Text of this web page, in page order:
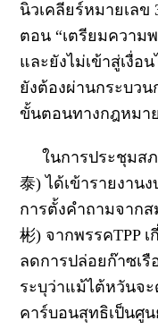
นิวเคลียร์หมายเลข
ตอน “เตรียมความ
และยังไม่เข้าสู่เงื่อ
ยังต้องผ่านกระบว
ขั้นตอนทางกฎหมา
ในการประชุมสภ
泰) ได้เข้ารายงาน
การตั้งคำถามจาก
彬) จากพรรคTPP เ
ลดการปล่อยก๊าซเรื
ระบุว่าแม้ไต้หวันจ
คาร์บอนสุทธิเป็นศูน